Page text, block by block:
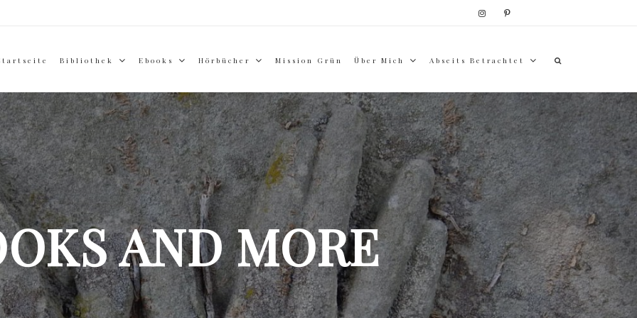
Bibliothek Ebooks Hörbücher Mission Grün Über Mich Abseits Betrachtet
AND MORE